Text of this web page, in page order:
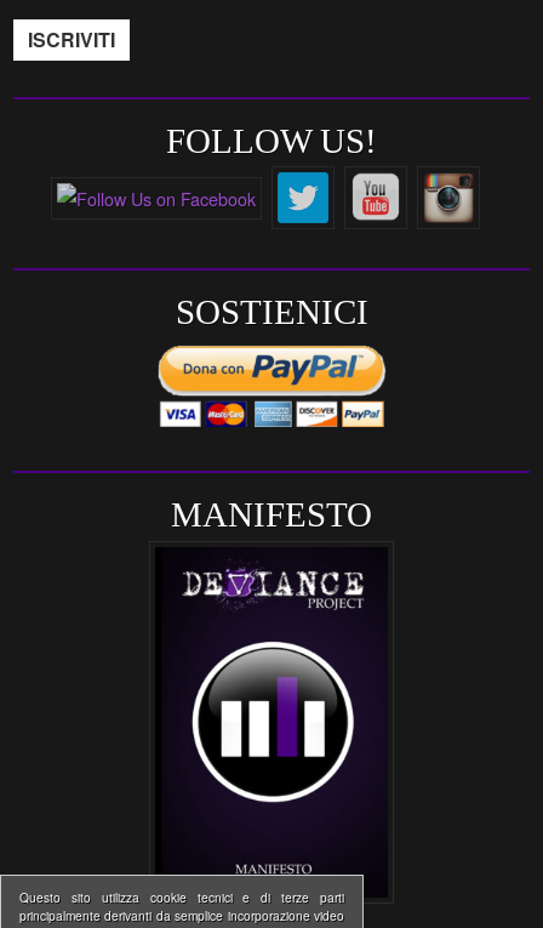
FOLLOW US!
SOSTIENICI
MANIFESTO
Questo sito utilizza cookie tecnici e di terze parti
principalmente derivanti da semplice incorporazione video